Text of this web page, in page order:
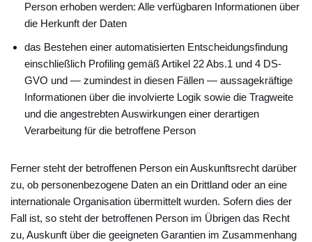
Person erhoben werden: Alle verfügbaren Informationen über
die Herkunft der Daten
das Bestehen einer automatisierten Entscheidungsfindung
einschließlich Profiling gemäß Artikel 22 Abs.1 und 4 DS-
GVO und — zumindest in diesen Fällen — aussagekräftige
Informationen über die involvierte Logik sowie die Tragweite
und die angestrebten Auswirkungen einer derartigen
Verarbeitung für die betroffene Person
Ferner steht der betroffenen Person ein Auskunftsrecht darüber
zu, ob personenbezogene Daten an ein Drittland oder an eine
internationale Organisation übermittelt wurden. Sofern dies der
Fall ist, so steht der betroffenen Person im Übrigen das Recht
zu, Auskunft über die geeigneten Garantien im Zusammenhang